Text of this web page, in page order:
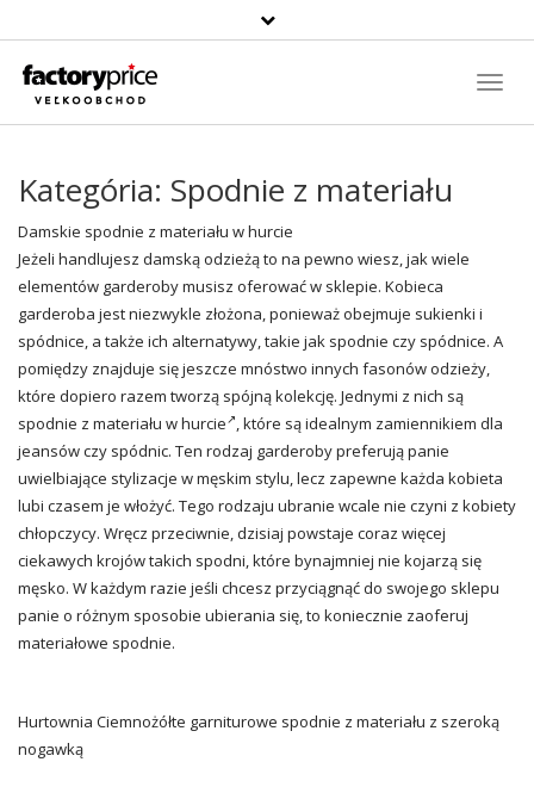
Szukaj
produktu
Kategória: Spodnie z materiału
Damskie spodnie z materiału w hurcie
Jeżeli handlujesz damską odzieżą to na pewno wiesz, jak wiele
elementów garderoby musisz oferować w sklepie. Kobieca
garderoba jest niezwykle złożona, ponieważ obejmuje sukienki i
spódnice, a także ich alternatywy, takie jak spodnie czy spódnice. A
pomiędzy znajduje się jeszcze mnóstwo innych fasonów odzieży,
które dopiero razem tworzą spójną kolekcję. Jednymi z nich są
spodnie z materiału w hurcie , które są idealnym zamiennikiem dla
jeansów czy spódnic. Ten rodzaj garderoby preferują panie
uwielbiające stylizacje w męskim stylu, lecz zapewne każda kobieta
lubi czasem je włożyć. Tego rodzaju ubranie wcale nie czyni z kobiety
chłopczycy. Wręcz przeciwnie, dzisiaj powstaje coraz więcej
ciekawych krojów takich spodni, które bynajmniej nie kojarzą się
męsko. W każdym razie jeśli chcesz przyciągnąć do swojego sklepu
panie o różnym sposobie ubierania się, to koniecznie zaoferuj
materiałowe spodnie.
Hurtownia Ciemnożółte garniturowe spodnie z materiału z szeroką
nogawką